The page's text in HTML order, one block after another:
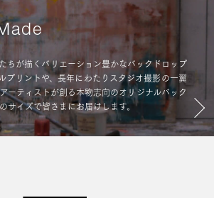
ちが描くバリエーション豊かなバックドロップ
プリントや、長年にわたりスタジオ撮影の一翼
ーティストが創る本物志向のオリジナルバック
サイズで皆さまにお届けします。